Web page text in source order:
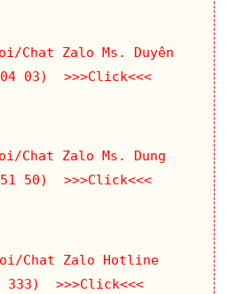
Chat Zalo Ms. Duyên
03) >>>Click<<<
Chat Zalo Ms. Dung
50) >>>Click<<<
Chat Zalo Hotline
333) >>>Click<<<